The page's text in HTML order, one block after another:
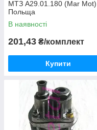
МТЗ А29.01.180 (Mar Mot)
Польща
В наявності
201,43 ₴/комплект
Купити